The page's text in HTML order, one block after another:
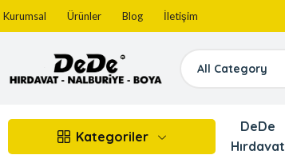
Kurumsal Ürünler Blog İletişim
All Category
Kategoriler
DeDe
Hırdavat